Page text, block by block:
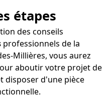
étapes
des conseils
professionnels de la
Millières, vous aurez
aboutir votre projet de
disposer d'une pièce